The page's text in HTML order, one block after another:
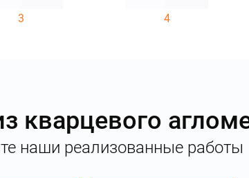
3 4
кварцевого
наши реализованные работы